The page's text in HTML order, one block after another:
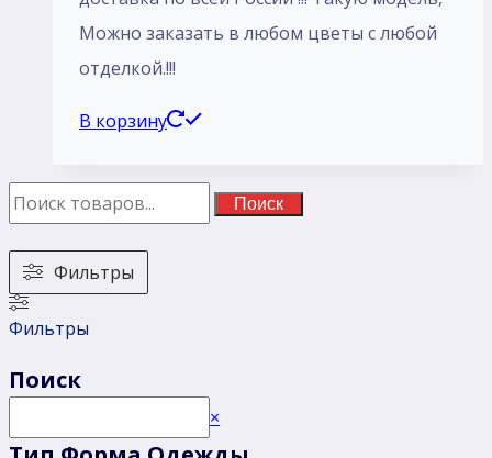
Mожно заказать в любом цветы с любой
отделкой.!!!
В корзину
Поиск
Фильтры
Фильтры
Поиск
×